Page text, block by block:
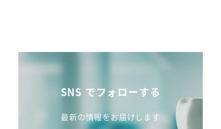
SNS でフォローする
最新の情報をお届けします